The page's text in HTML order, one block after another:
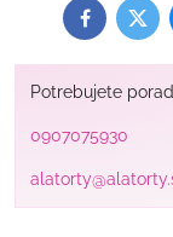
Facebook
Potrebujete
0907075930